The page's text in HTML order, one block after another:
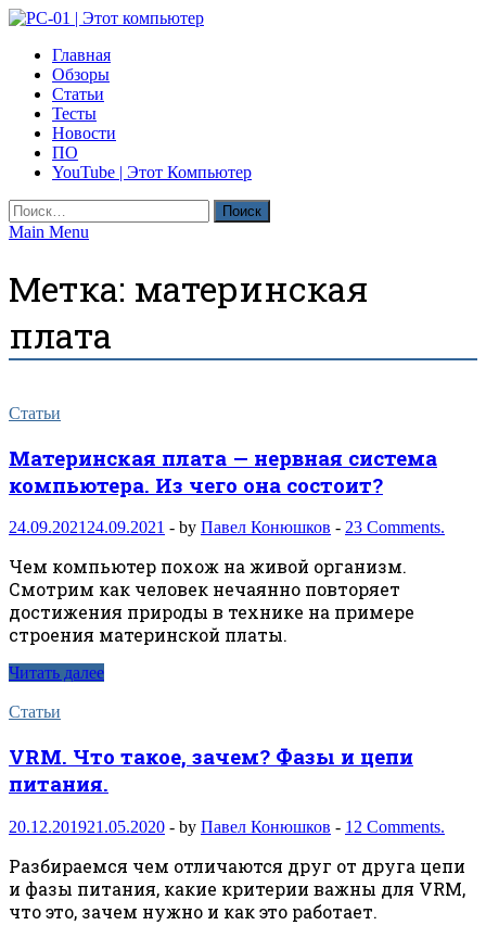
Skip
content
PC-01 | Этот компьютер
Компьютерные новости
Главная
Обзоры
Статьи
Тесты
Новости
ПО
YouTube | Этот Компьютер
Найти:
Main Menu
Метка: материнская
плата
Статьи
Материнская плата — нервная система
компьютера. Из чего она состоит?
24.09.2021 24.09.2021 - by Павел Конюшков - 23 Comments.
Чем компьютер похож на живой организм.
Смотрим как человек нечаянно повторяет
достижения природы в технике на примере
строения материнской платы.
Читать далее
Статьи
VRM. Что такое, зачем? Фазы и цепи
питания.
20.12.201921.05.2020 - by Павел Конюшков - 12 Comments.
Разбираемся чем отличаются друг от друга цепи
и фазы питания, какие критерии важны для VRM,
что это, зачем нужно и как это работает.